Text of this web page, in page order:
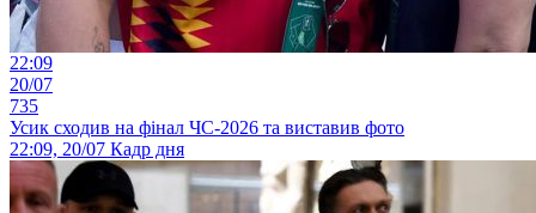
22:09
20/07
735
Усик сходив на фінал ЧС-2026 та виставив фото
22:09, 20/07 Кадр дня